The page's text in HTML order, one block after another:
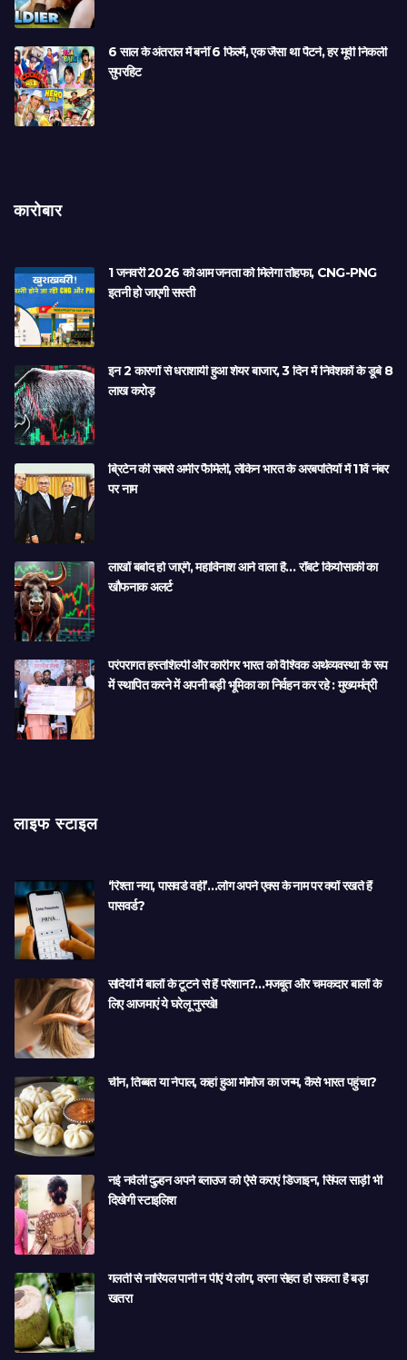
6 साल के अंतराल में बनीं 6 फिल्में, एक जैसा था पैटर्न, हर मूवी निकली
सुपरहिट
कारोबार
1 जनवरी 2026 को आम जनता को मिलेगा तोहफा, CNG-PNG
इतनी हो जाएगी सस्ती
इन 2 कारणों से धराशायी हुआ शेयर बाजार, 3 दिन में निवेशकों के डूबे 8
लाख करोड़
ब्रिटेन की सबसे अमीर फैमिली, लेकिन भारत के अरबपतियों में 11वें नंबर
पर नाम
लाखों बर्बाद हो जाएंगे, महाविनाश आने वाला है… रॉबर्ट कियोसाकी का
खौफनाक अलर्ट
परंपरागत हस्तशिल्पी और कारीगर भारत को वैश्विक अर्थव्यवस्था के रूप
में स्थापित करने में अपनी बड़ी भूमिका का निर्वहन कर रहे : मुख्यमंत्री
लाइफ स्टाइल
‘रिश्ता नया, पासवर्ड वही’…लोग अपने एक्स के नाम पर क्यों रखते हैं
पासवर्ड?
सर्दियों में बालों के टूटने से हैं परेशान?…मजबूत और चमकदार बालों के
लिए आजमाएं ये घरेलू नुस्खे!
चीन, तिब्बत या नेपाल, कहां हुआ मोमोज का जन्म, कैसे भारत पहुंचा?
नई नवेली दुल्हन अपने ब्लाउज को ऐसे कराएं डिजाइन, सिंपल साड़ी भी
दिखेगी स्टाइलिश
गलती से नारियल पानी न पीएं ये लोग, वरना सेहत हो सकता है बड़ा
खतरा